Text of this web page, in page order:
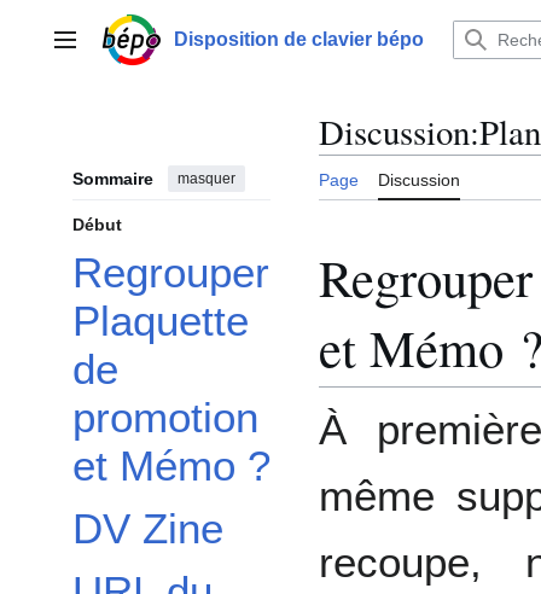
contenuMenu principalDisposition de clavier bépo
Sommaire masquer
Début
Regrouper
Plaquette
de
promotion
et Mémo ?
DV Zine
Discussion:
Page Discussion
et Mémo
À
même
recoupe,